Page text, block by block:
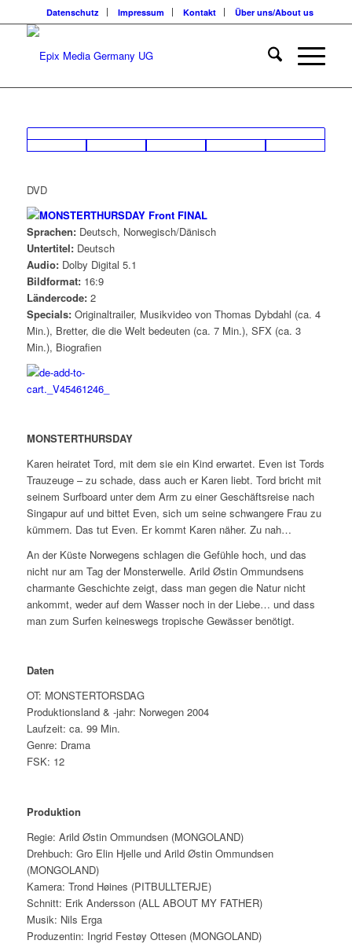
Datenschutz Impressum Kontakt Über uns/About us
DVD
Sprachen:Deutsch, Norwegisch/Dänisch
Untertitel: Deutsch
Audio:Dolby Digital 5.1
Bildformat:16:9
Ländercode:2
Specials:Originaltrailer, Musikvideo von Thomas Dybdahl (ca. 4
Min.), Bretter, die die Welt bedeuten (ca. 7 Min.), SFX (ca. 3
Min.), Biografien
MONSTERTHURSDAY
Karen heiratet Tord, mit dem sie ein Kind erwartet. Even ist Tords
Trauzeuge – zu schade, dass auch er Karen liebt. Tord bricht mit
seinem Surfboard unter dem Arm zu einer Geschäftsreise nach
Singapur auf und bittet Even, sich um seine schwangere Frau zu
kümmern. Das tut Even. Er kommt Karen näher. Zu nah…
An der Küste Norwegens schlagen die Gefühle hoch, und das
nicht nur am Tag der Monsterwelle. Arild Østin Ommundsens
charmante Geschichte zeigt, dass man gegen die Natur nicht
ankommt, weder auf dem Wasser noch in der Liebe… und dass
man zum Surfen keineswegs tropische Gewässer benötigt.
Daten
OT: MONSTERTORSDAG
Produktionsland & -jahr: Norwegen 2004
Laufzeit: ca. 99 Min.
Genre: Drama
FSK: 12
Produktion
Regie: Arild Østin Ommundsen (MONGOLAND)
Drehbuch: Gro Elin Hjelle und Arild Østin Ommundsen
(MONGOLAND)
Kamera: Trond Høines (PITBULLTERJE)
Schnitt: Erik Andersson (ALL ABOUT MY FATHER)
Musik: Nils Erga
Produzentin: Ingrid Festøy Ottesen (MONGOLAND)